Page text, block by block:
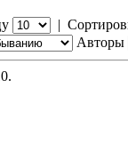
|
Авторы